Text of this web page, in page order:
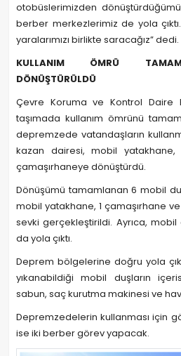
otobüslerimizden
berber merkezlerimiz de yola çıktı.
yaralarımızı birlikte saracağız” dedi.
KULLANIM ÖMRÜ
DÖNÜŞTÜRÜLDÜ
Çevre Koruma ve Kontrol Daire
taşımada kullanım ömrünü
depremzede vatandaşların
kazan dairesi, mobil
çamaşırhaneye dönüştürdü.
Dönüşümü tamamlanan 6 mobil
mobil yatakhane, 1 çamaşırhane
sevki gerçekleştirildi. Ayrıca,
da yola çıktı.
Deprem bölgelerine doğru yola
yıkanabildiği mobil duşların
sabun, saç kurutma makinesi ve
Depremzedelerin kullanması için
ise iki berber görev yapacak.